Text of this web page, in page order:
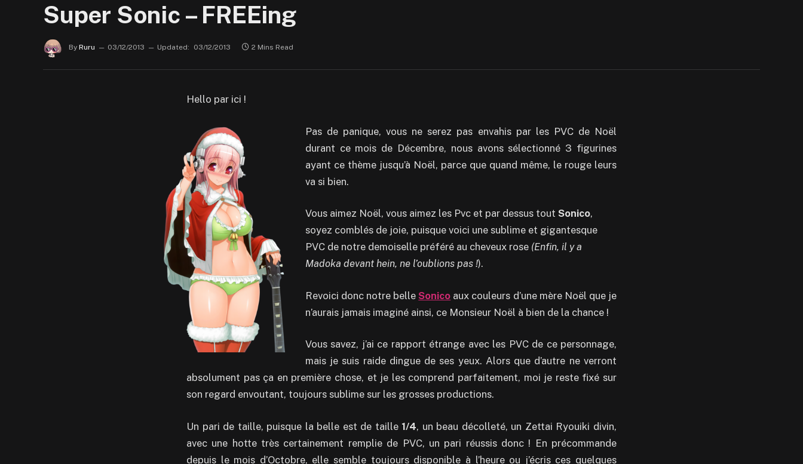
Super Sonic – FREEing
By Ruru 03/12/2013 Updated: 03/12/2013 2 Mins Read
Hello par ici !
Pas de panique, vous ne serez pas envahis par les PVC de Noël
durant ce mois de Décembre, nous avons sélectionné 3 figurines
ayant ce thème jusqu’à Noël, parce que quand même, le rouge leurs
va si bien.
Vous aimez Noël, vous aimez les Pvc et par dessus tout Sonico,
soyez comblés de joie, puisque voici une sublime et gigantesque
PVC de notre demoiselle préféré au cheveux rose (Enfin, il y a
Madoka devant hein, ne l’oublions pas !).
Revoici donc notre belleSonico aux couleurs d’une mère Noël que je
n’aurais jamais imaginé ainsi, ce Monsieur Noël à bien de la chance !
Vous savez, j’ai ce rapport étrange avec les PVC de ce personnage,
mais je suis raide dingue de ses yeux. Alors que d’autre ne verront
absolument pas ça en première chose, et je les comprend parfaitement, moi je reste fixé sur
son regard envoutant, toujours sublime sur les grosses productions.
Un pari de taille, puisque la belle est de taille1/4, un beau décolleté, un Zettai Ryouiki divin,
avec une hotte très certainement remplie de PVC, un pari réussis donc ! En précommande
depuis le mois d’Octobre, elle semble toujours disponible à l’heure ou j’écris ces quelques